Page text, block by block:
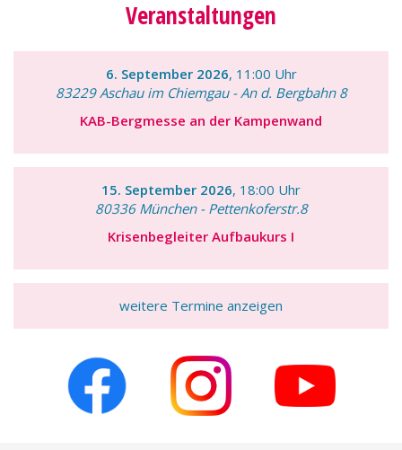
Veranstaltungen
6. September 2026, 11:00 Uhr
83229 Aschau im Chiemgau - An d. Bergbahn 8
KAB-Bergmesse an der Kampenwand
15. September 2026, 18:00 Uhr
80336 München - Pettenkoferstr.8
Krisenbegleiter Aufbaukurs I
weitere Termine anzeigen